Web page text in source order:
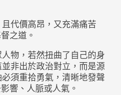
代價高昂，又充滿痛苦
之道。
物，若然扭曲了自己的身
非出於政治對立，而是源
須重拾勇氣，清晰地發聲
響、人脈或人氣。